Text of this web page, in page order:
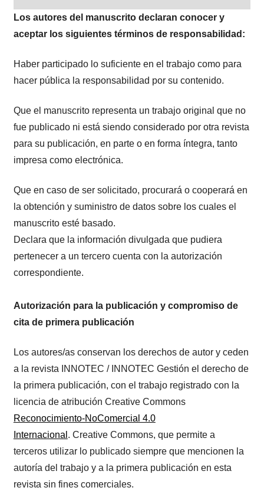
Los autores del manuscrito declaran conocer y
aceptar los siguientes términos de responsabilidad:
Haber participado lo suficiente en el trabajo como para
hacer pública la responsabilidad por su contenido.
Que el manuscrito representa un trabajo original que no
fue publicado ni está siendo considerado por otra revista
para su publicación, en parte o en forma íntegra, tanto
impresa como electrónica.
Que en caso de ser solicitado, procurará o cooperará en
la obtención y suministro de datos sobre los cuales el
manuscrito esté basado.
Declara que la información divulgada que pudiera
pertenecer a un tercero cuenta con la autorización
correspondiente.
Autorización para la publicación y compromiso de
cita de primera publicación
Los autores/as conservan los derechos de autor y ceden
a la revista INNOTEC / INNOTEC Gestión el derecho de
la primera publicación, con el trabajo registrado con la
licencia de atribución Creative Commons
Reconocimiento-NoComercial 4.0
Internacional . Creative Commons, que permite a
terceros utilizar lo publicado siempre que mencionen la
autoría del trabajo y a la primera publicación en esta
revista sin fines comerciales.